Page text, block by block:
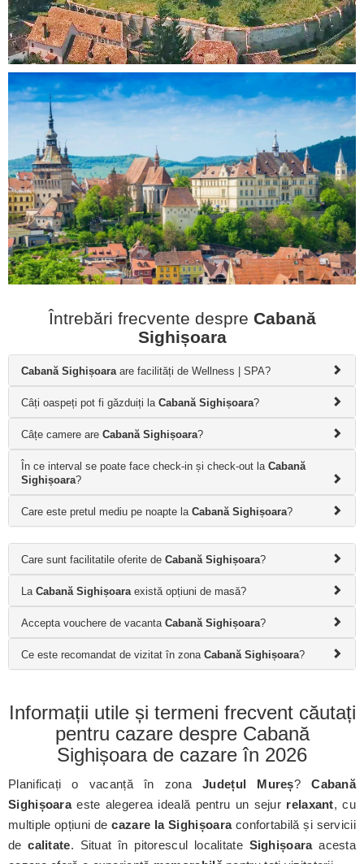
Întrebări frecvente despre Cabană
Sighișoara
Cabană Sighișoaraare facilități de Wellness | SPA?
Câți oaspeți pot fi găzduiți la Cabană Sighișoara?
Câțe camere are Cabană Sighișoara?
În ce interval se poate face check-in și check-out la Cabană
Sighișoara?
Care este pretul mediu pe noapte la Cabană Sighișoara?
Care sunt facilitatile oferite de Cabană Sighișoara?
La Cabană Sighișoaraexistă opțiuni de masă?
Accepta vouchere de vacanta Cabană Sighișoara?
Ce este recomandat de vizitat în zona Cabană Sighișoara?
Informații utile și termeni frecvent căutați
pentru cazare despre Cabană
Sighișoara de cazare în 2026
Planificați o vacanță în zonaJudețul Mureș?Cabană
Sighișoaraeste alegerea ideală pentru un sejur relaxant, cu
multiple opțiuni decazare la Sighișoaraconfortabilă și servicii
decalitate. Situat în pitorescul localitate Sighișoaraacesta